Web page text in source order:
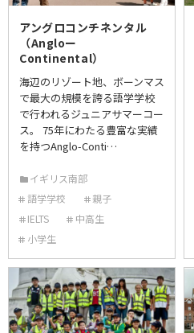
アングロコンチネンタル
（Angloー
Continental）
海辺のリゾート地、ボーンマス
で最大の規模を誇る語学学校
で行われるジュニアサマーコー
ス。 75年にわたる豊富な実績
を持つAnglo-Conti…
イギリス南部
語学学校
親子
IELTS
中高生
小学生